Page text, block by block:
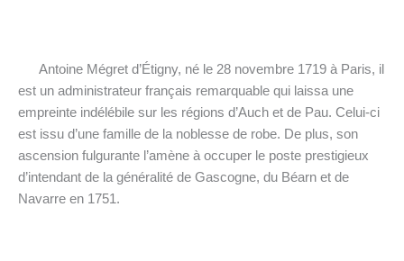
Antoine Mégret d’Étigny, né le 28 novembre 1719 à Paris, il
est un administrateur français remarquable qui laissa une
empreinte indélébile sur les régions d’Auch et de Pau. Celui-ci
est issu d’une famille de la noblesse de robe. De plus, son
ascension fulgurante l’amène à occuper le poste prestigieux
d’intendant de la généralité de Gascogne, du Béarn et de
Navarre en 1751.